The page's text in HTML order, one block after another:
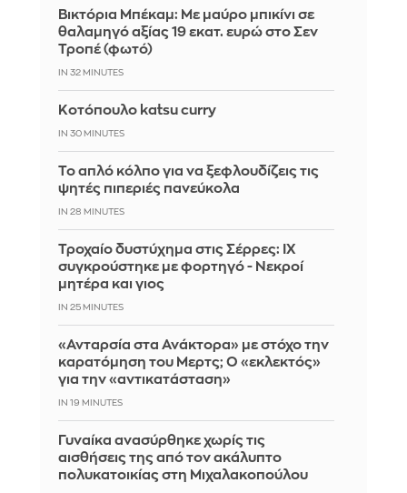
Βικτόρια Μπέκαμ: Με μαύρο μπικίνι σε
θαλαμηγό αξίας 19 εκατ. ευρώ στο Σεν
Τροπέ (φωτό)
IN 32 MINUTES
Κοτόπουλο katsu curry
IN 30 MINUTES
Το απλό κόλπο για να ξεφλουδίζεις τις
ψητές πιπεριές πανεύκολα
IN 28 MINUTES
Τροχαίο δυστύχημα στις Σέρρες: ΙΧ
συγκρούστηκε με φορτηγό - Νεκροί
μητέρα και γιος
IN 25 MINUTES
«Ανταρσία στα Ανάκτορα» με στόχο την
καρατόμηση του Μερτς; Ο «εκλεκτός»
για την «αντικατάσταση»
IN 19 MINUTES
Γυναίκα ανασύρθηκε χωρίς τις
αισθήσεις της από τον ακάλυπτο
πολυκατοικίας στη Μιχαλακοπούλου